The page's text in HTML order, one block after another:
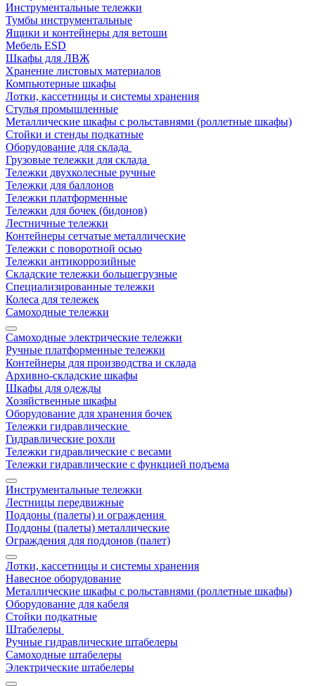
Инструментальные тележки
Тумбы инструментальные
Ящики и контейнеры для ветоши
Мебель ESD
Шкафы для ЛВЖ
Хранение листовых материалов
Компьютерные шкафы
Лотки, кассетницы и системы хранения
Стулья промышленные
Металлические шкафы с рольставнями (роллетные шкафы)
Стойки и стенды подкатные
Оборудование для склада
Грузовые тележки для склада
Тележки двухколесные ручные
Тележки для баллонов
Тележки платформенные
Тележки для бочек (бидонов)
Лестничные тележки
Контейнеры сетчатые металлические
Тележки с поворотной осью
Тележки антикоррозийные
Складские тележки большегрузные
Специализированные тележки
Колеса для тележек
Самоходные тележки
Самоходные электрические тележки
Ручные платформенные тележки
Контейнеры для производства и склада
Архивно-складские шкафы
Шкафы для одежды
Хозяйственные шкафы
Оборудование для хранения бочек
Тележки гидравлические
Гидравлические рохли
Тележки гидравлические с весами
Тележки гидравлические с функцией подъема
Инструментальные тележки
Лестницы передвижные
Поддоны (палеты) и ограждения
Поддоны (палеты) металлические
Ограждения для поддонов (палет)
Лотки, кассетницы и системы хранения
Навесное оборудование
Металлические шкафы с рольставнями (роллетные шкафы)
Оборудование для кабеля
Стойки подкатные
Штабелеры
Ручные гидравлические штабелеры
Самоходные штабелеры
Электрические штабелеры